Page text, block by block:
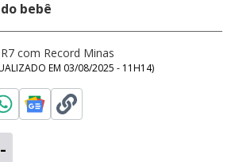
bebê
com Record Minas
EM 03/08/2025 - 11H14)